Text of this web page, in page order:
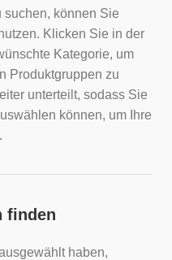
suchen, können Sie
Klicken Sie in der
Kategorie, um
Produktgruppen zu
unterteilt, sodass Sie
können, um Ihre
finden
haben,